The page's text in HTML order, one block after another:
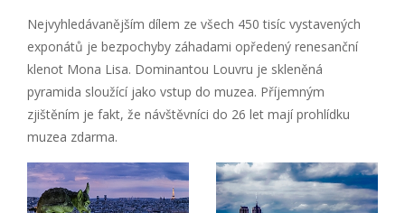
Nejvyhledávanějším dílem ze všech 450 tisíc vystavených
exponátů je bezpochyby záhadami opředený renesanční
klenot Mona Lisa. Dominantou Louvru je skleněná
pyramida sloužící jako vstup do muzea. Příjemným
zjištěním je fakt, že návštěvníci do 26 let mají prohlídku
muzea zdarma.